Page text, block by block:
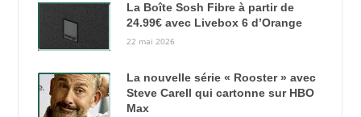
La Boîte Sosh Fibre à partir de
24.99€ avec Livebox 6 d’Orange
22 mai 2026
La nouvelle série « Rooster » avec
Steve Carell qui cartonne sur HBO
Max